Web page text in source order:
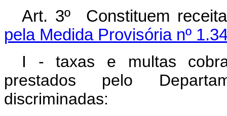
Art. 3º Constituem receita
pela Medida Provisória nº
I - taxas e multas
prestados pelo
discriminadas: